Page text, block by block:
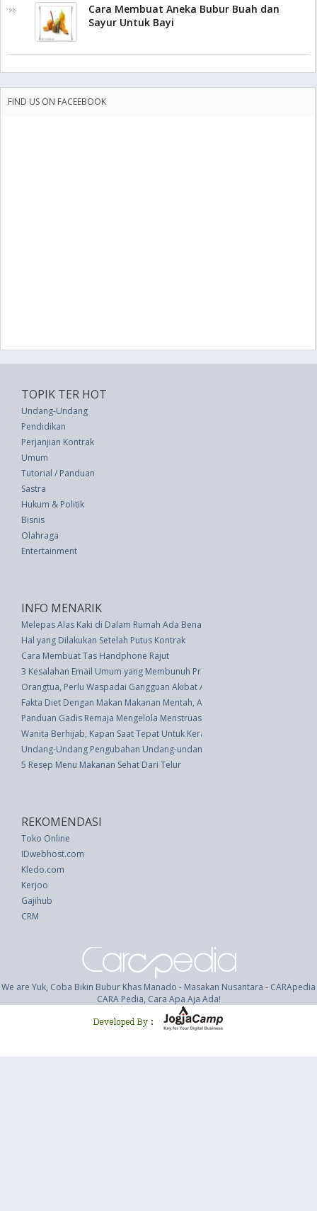
Cara Membuat Aneka Bubur Buah dan
Sayur Untuk Bayi
FIND US ON FACEEBOOK
TOPIK TER HOT
Undang-Undang
Pendidikan
Perjanjian Kontrak
Umum
Tutorial / Panduan
Sastra
Hukum & Politik
Bisnis
Olahraga
Entertainment
INFO MENARIK
Melepas Alas Kaki di Dalam Rumah Ada Benarnya Secara Ilmiah
Hal yang Dilakukan Setelah Putus Kontrak
Cara Membuat Tas Handphone Rajut
3 Kesalahan Email Umum yang Membunuh Produktivitas Di Tempat Kerja
Orangtua, Perlu Waspadai Gangguan Akibat Anak Kurang Tidur
Fakta Diet Dengan Makan Makanan Mentah, Amankah?
Panduan Gadis Remaja Mengelola Menstruasi Anda
Wanita Berhijab, Kapan Saat Tepat Untuk Keramas?
Undang-Undang Pengubahan Undang-undang No. 1 Tahun 1950
5 Resep Menu Makanan Sehat Dari Telur
REKOMENDASI
Toko Online
IDwebhost.com
Kledo.com
Kerjoo
Gajihub
CRM
We are Yuk, Coba Bikin Bubur Khas Manado - Masakan Nusantara - CARApedia
CARA Pedia, Cara Apa Aja Ada!